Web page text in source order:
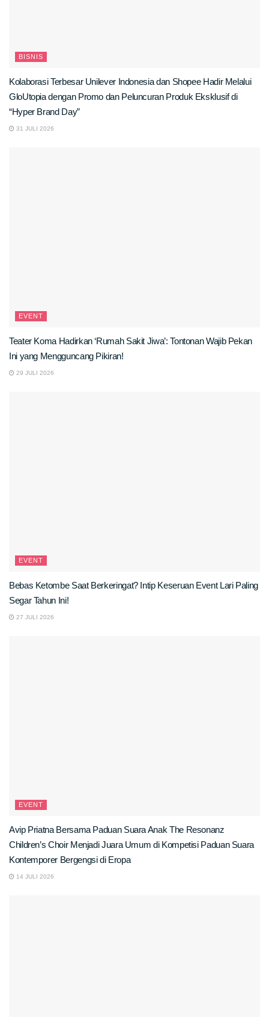
BISNIS
Kolaborasi Terbesar Unilever Indonesia dan Shopee Hadir Melalui
GloUtopia dengan Promo dan Peluncuran Produk Eksklusif di
“Hyper Brand Day”
31 JULI 2026
EVENT
Teater Koma Hadirkan ‘Rumah Sakit Jiwa’: Tontonan Wajib Pekan
Ini yang Mengguncang Pikiran!
29 JULI 2026
EVENT
Bebas Ketombe Saat Berkeringat? Intip Keseruan Event Lari Paling
Segar Tahun Ini!
27 JULI 2026
EVENT
Avip Priatna Bersama Paduan Suara Anak The Resonanz
Children’s Choir Menjadi Juara Umum di Kompetisi Paduan Suara
Kontemporer Bergengsi di Eropa
14 JULI 2026